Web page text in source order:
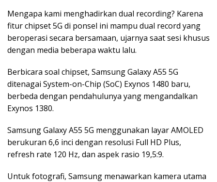
Mengapa kami menghadirkan dual recording? Karena
fitur chipset 5G di ponsel ini mampu dual record yang
beroperasi secara bersamaan, ujarnya saat sesi khusus
dengan media beberapa waktu lalu.
Berbicara soal chipset, Samsung Galaxy A55 5G
ditenagai System-on-Chip (SoC) Exynos 1480 baru,
berbeda dengan pendahulunya yang mengandalkan
Exynos 1380.
Samsung Galaxy A55 5G menggunakan layar AMOLED
berukuran 6,6 inci dengan resolusi Full HD Plus,
refresh rate 120 Hz, dan aspek rasio 19,5:9.
Untuk fotografi, Samsung menawarkan kamera utama